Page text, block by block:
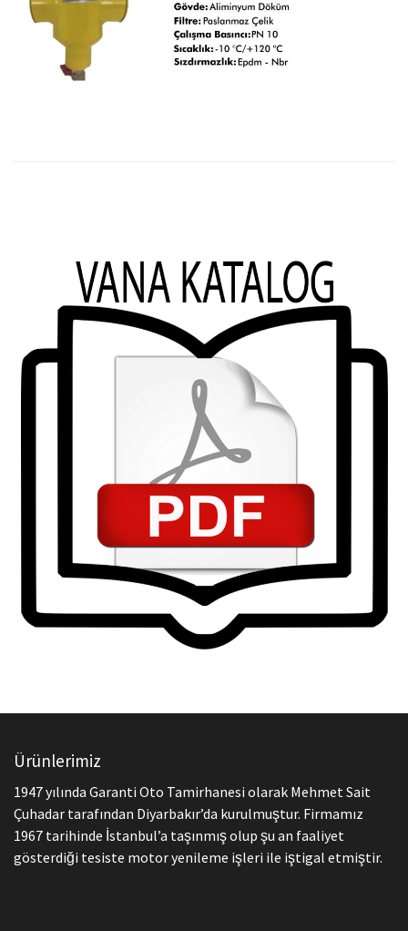
Ürünlerimiz
1947 yılında Garanti Oto Tamirhanesi olarak Mehmet Sait
Çuhadar tarafından Diyarbakır’da kurulmuştur. Firmamız
1967 tarihinde İstanbul’a taşınmış olup şu an faaliyet
gösterdiği tesiste motor yenileme işleri ile iştigal etmiştir.